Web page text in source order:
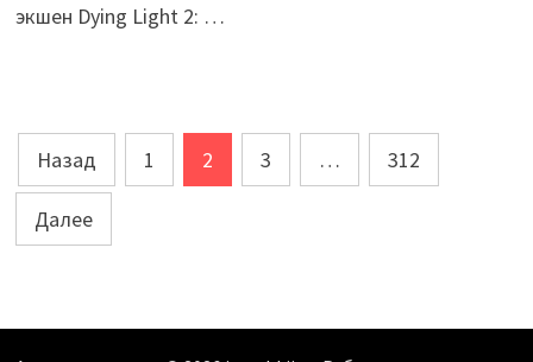
экшен Dying Light 2: …
Пагинация
записей
Назад 1 2 3 … 312
Далее